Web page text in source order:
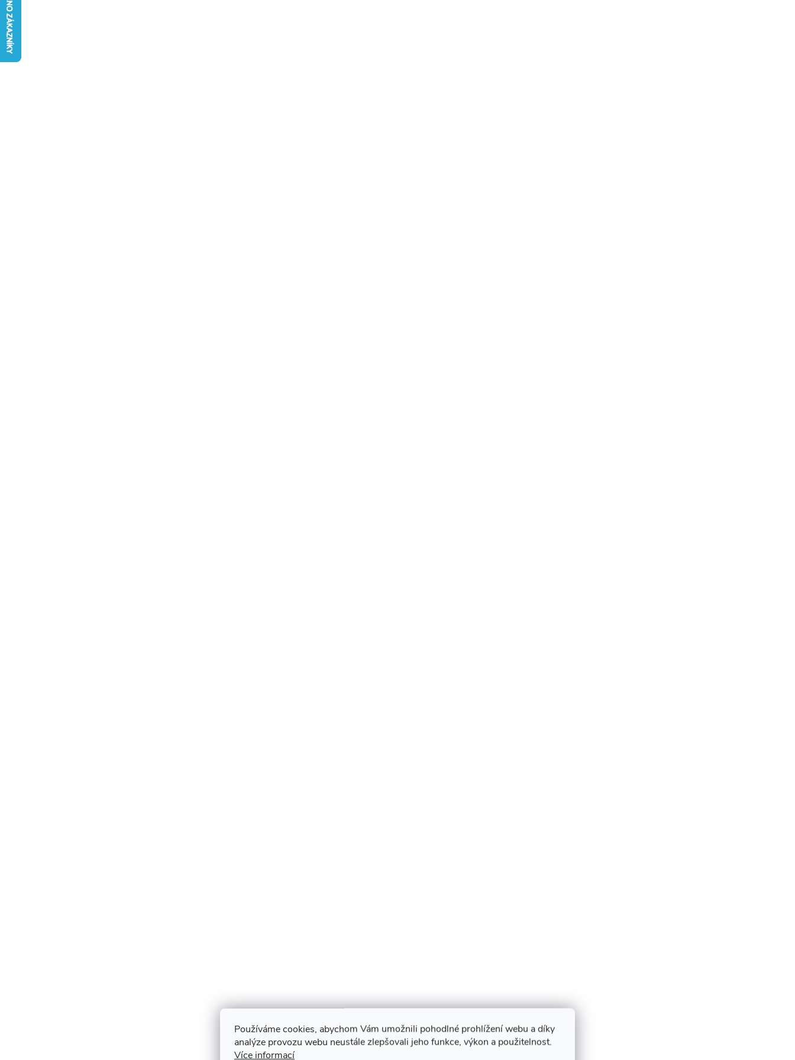
Používáme cookies, abychom Vám umožnili pohodlné prohlížení webu a díky
analýze provozu webu neustále zlepšovali jeho funkce, výkon a použitelnost.
Více informací